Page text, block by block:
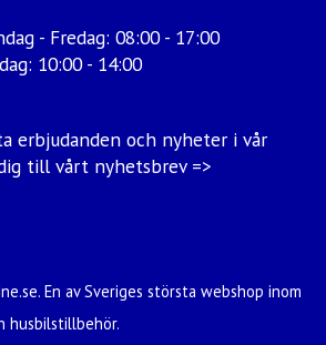
- Fredag: 08:00 - 17:00
- 14:00
erbjudanden och nyheter i vår
till vårt nyhetsbrev =>
En av Sveriges största webshop inom
husbilstillbehör.